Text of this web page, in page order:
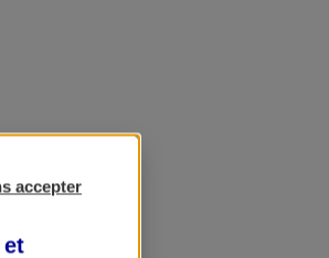
accepter